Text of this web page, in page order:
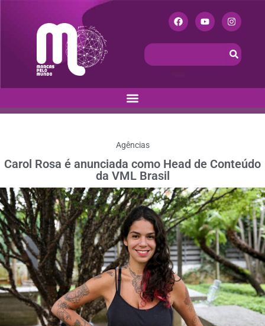
Agências
Carol Rosa é anunciada como Head de Conteúdo
da VML Brasil